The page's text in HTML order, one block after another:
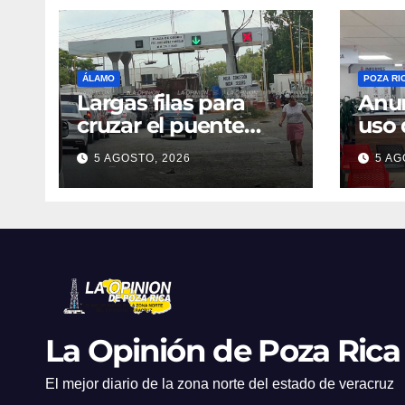
ÁLAMO
Largas filas para
cruzar el puente
López Portillo
5 AGOSTO, 2026
POZA
uso
5
La Opinión de Poza Rica
El mejor diario de la zona norte del estado de veracruz